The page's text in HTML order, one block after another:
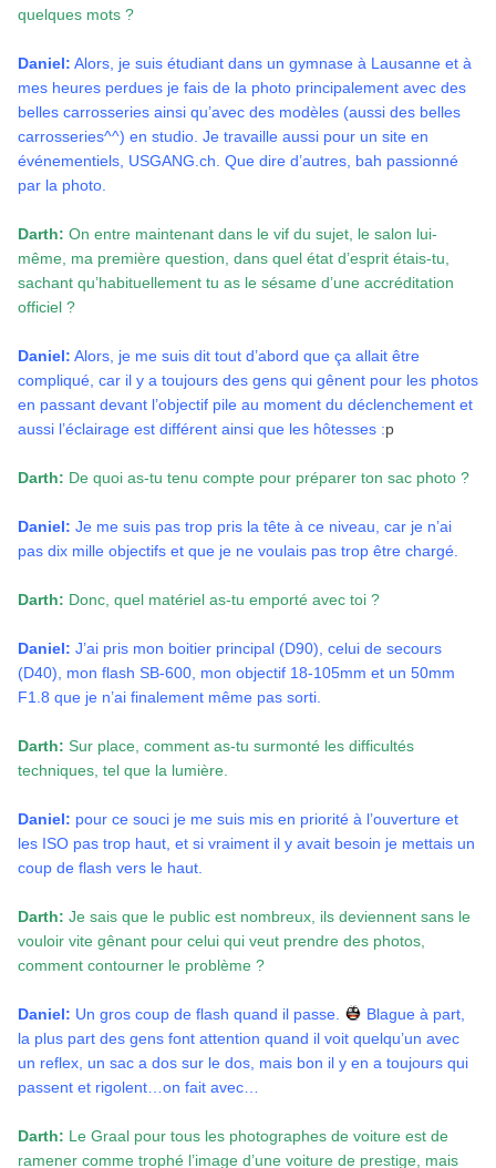
quelques mots ?
Daniel: Alors, je suis étudiant dans un gymnase à Lausanne et à
mes heures perdues je fais de la photo principalement avec des
belles carrosseries ainsi qu’avec des modèles (aussi des belles
carrosseries^^) en studio. Je travaille aussi pour un site en
événementiels, USGANG.ch. Que dire d’autres, bah passionné
par la photo.
Darth: On entre maintenant dans le vif du sujet, le salon lui-
même, ma première question, dans quel état d’esprit étais-tu,
sachant qu’habituellement tu as le sésame d’une accréditation
officiel ?
Daniel: Alors, je me suis dit tout d’abord que ça allait être
compliqué, car il y a toujours des gens qui gênent pour les photos
en passant devant l’objectif pile au moment du déclenchement et
aussi l’éclairage est différent ainsi que les hôtesses :p
Darth: De quoi as-tu tenu compte pour préparer ton sac photo ?
Daniel: Je me suis pas trop pris la tête à ce niveau, car je n’ai
pas dix mille objectifs et que je ne voulais pas trop être chargé.
Darth: Donc, quel matériel as-tu emporté avec toi ?
Daniel: J’ai pris mon boitier principal (D90), celui de secours
(D40), mon flash SB-600, mon objectif 18-105mm et un 50mm
F1.8 que je n’ai finalement même pas sorti.
Darth: Sur place, comment as-tu surmonté les difficultés
techniques, tel que la lumière.
Daniel: pour ce souci je me suis mis en priorité à l’ouverture et
les ISO pas trop haut, et si vraiment il y avait besoin je mettais un
coup de flash vers le haut.
Darth: Je sais que le public est nombreux, ils deviennent sans le
vouloir vite gênant pour celui qui veut prendre des photos,
comment contourner le problème ?
Daniel: Un gros coup de flash quand il passe.
Blague à part,
la plus part des gens font attention quand il voit quelqu’un avec
un reflex, un sac a dos sur le dos, mais bon il y en a toujours qui
passent et rigolent…on fait avec…
Darth: Le Graal pour tous les photographes de voiture est de
ramener comme trophé l’image d’une voiture de prestige, mais